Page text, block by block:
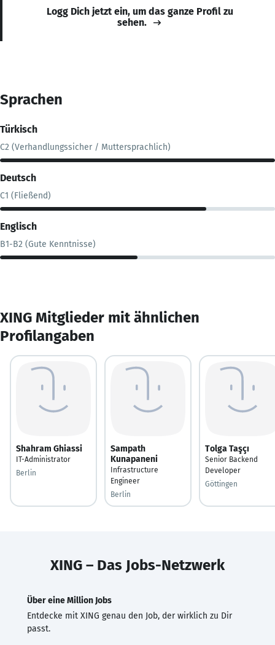
Logg Dich jetzt ein, um das ganze Profil zu
sehen.
Sprachen
Türkisch
C2 (Verhandlungssicher / Muttersprachlich)
Deutsch
C1 (Fließend)
Englisch
B1-B2 (Gute Kenntnisse)
XING Mitglieder mit ähnlichen
Profilangaben
Shahram Ghiassi
IT-Administrator
Berlin
Sampath
Kunapaneni
Infrastructure
Engineer
Berlin
Tolga Taşçı
Senior Backend
Developer
Göttingen
XING – Das Jobs-Netzwerk
Über eine Million Jobs
Entdecke mit XING genau den Job, der wirklich zu Dir
passt.